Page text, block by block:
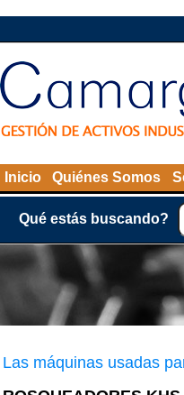
Inicio Quiénes Somos
Qué estás buscando?
Las máquinas usadas